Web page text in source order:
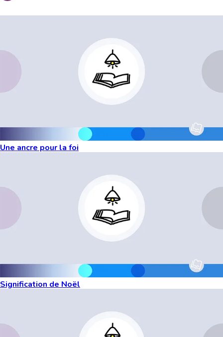
Une ancre pour la foi
Signification de Noël